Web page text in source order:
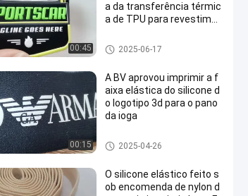
00:45
a da transferência térmic
a de TPU para revestime
Remendos feitos sob encome
nda da roupa
2025-06-17
00:15
A BV aprovou imprimir a f
aixa elástica do silicone d
o logotipo 3d para o pano
da ioga
Faixa elástica impressa
2025-04-26
O silicone elástico feito s
ob encomenda de nylon d